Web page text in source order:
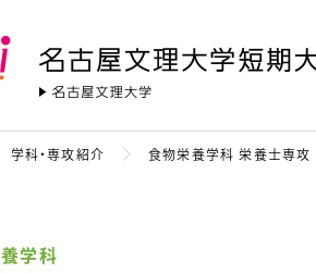
名古屋文理大学 短期大学部
学科・専攻紹介 食物栄養学科 栄養士専攻
学科